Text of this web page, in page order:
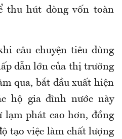
thu hút dòng vốn toàn
câu chuyện tiêu dùng
dẫn lớn của thị trường
qua, bắt đầu xuất hiện
hộ gia đình nước này
lạm phát cao hơn, đồng
tạo việc làm chất lượng